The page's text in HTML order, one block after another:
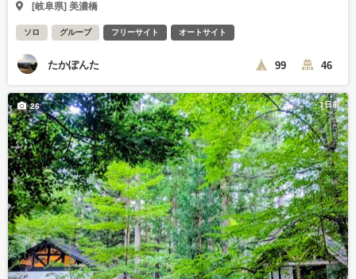
[岐阜県] 美濃橋
ソロ グループ フリーサイト オートサイト
たかぽんた 99 46
1日前
26